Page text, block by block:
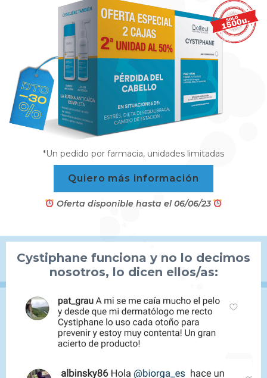
*Un pedido por farmacia, unidades limitadas
Quiero más información
Oferta disponible hasta el 06/06/23
Cystiphane funciona y no lo decimos
nosotros, lo dicen ellos/as: